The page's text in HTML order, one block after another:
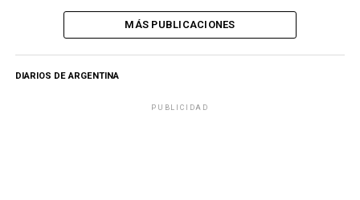
MÁS PUBLICACIONES
DIARIOS DE ARGENTINA
PUBLICIDAD